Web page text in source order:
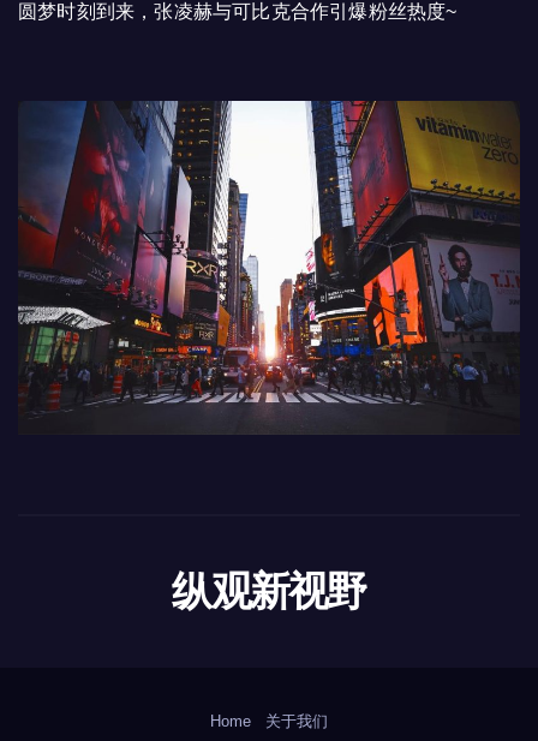
圆梦时刻到来，张凌赫与可比克合作引爆粉丝热度~
纵观新视野
Home 关于我们